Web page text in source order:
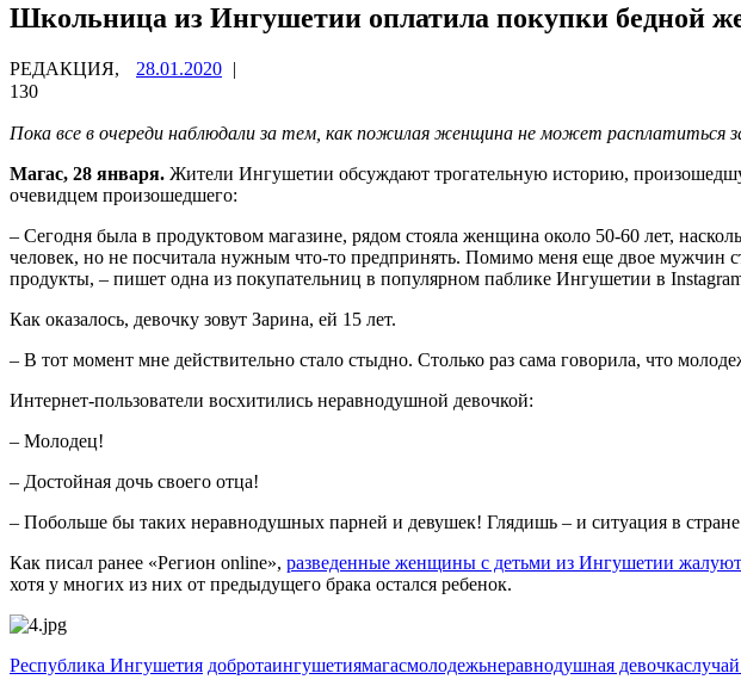
Школьница из Ингушетии оплатила покупки бедной
РЕДАКЦИЯ, 28.01.2020 |
130
Пока все в очереди наблюдали за тем, как пожилая женщина не может расплатиться
Магас, 28 января. Жители Ингушетии обсуждают трогательную историю,
очевидцем произошедшего:
– Сегодня была в продуктовом магазине, рядом стояла женщина около 50-60 лет,
человек, но не посчитала нужным что-то предпринять. Помимо меня еще двое мужчин
продукты, – пишет одна из покупательниц в популярном паблике Ингушетии в
Как оказалось, девочку зовут Зарина, ей 15 лет.
– В тот момент мне действительно стало стыдно. Столько раз сама говорила, что
Интернет-пользователи восхитились неравнодушной девочкой:
– Молодец!
– Достойная дочь своего отца!
– Побольше бы таких неравнодушных парней и девушек! Глядишь – и ситуация в
Как писал ранее «Регион online», разведенные женщины с детьми из Ингушетии
хотя у многих из них от предыдущего брака остался ребенок.
Республика Ингушетия добротаингушетиямагасмолодежьнеравнодушная девочка